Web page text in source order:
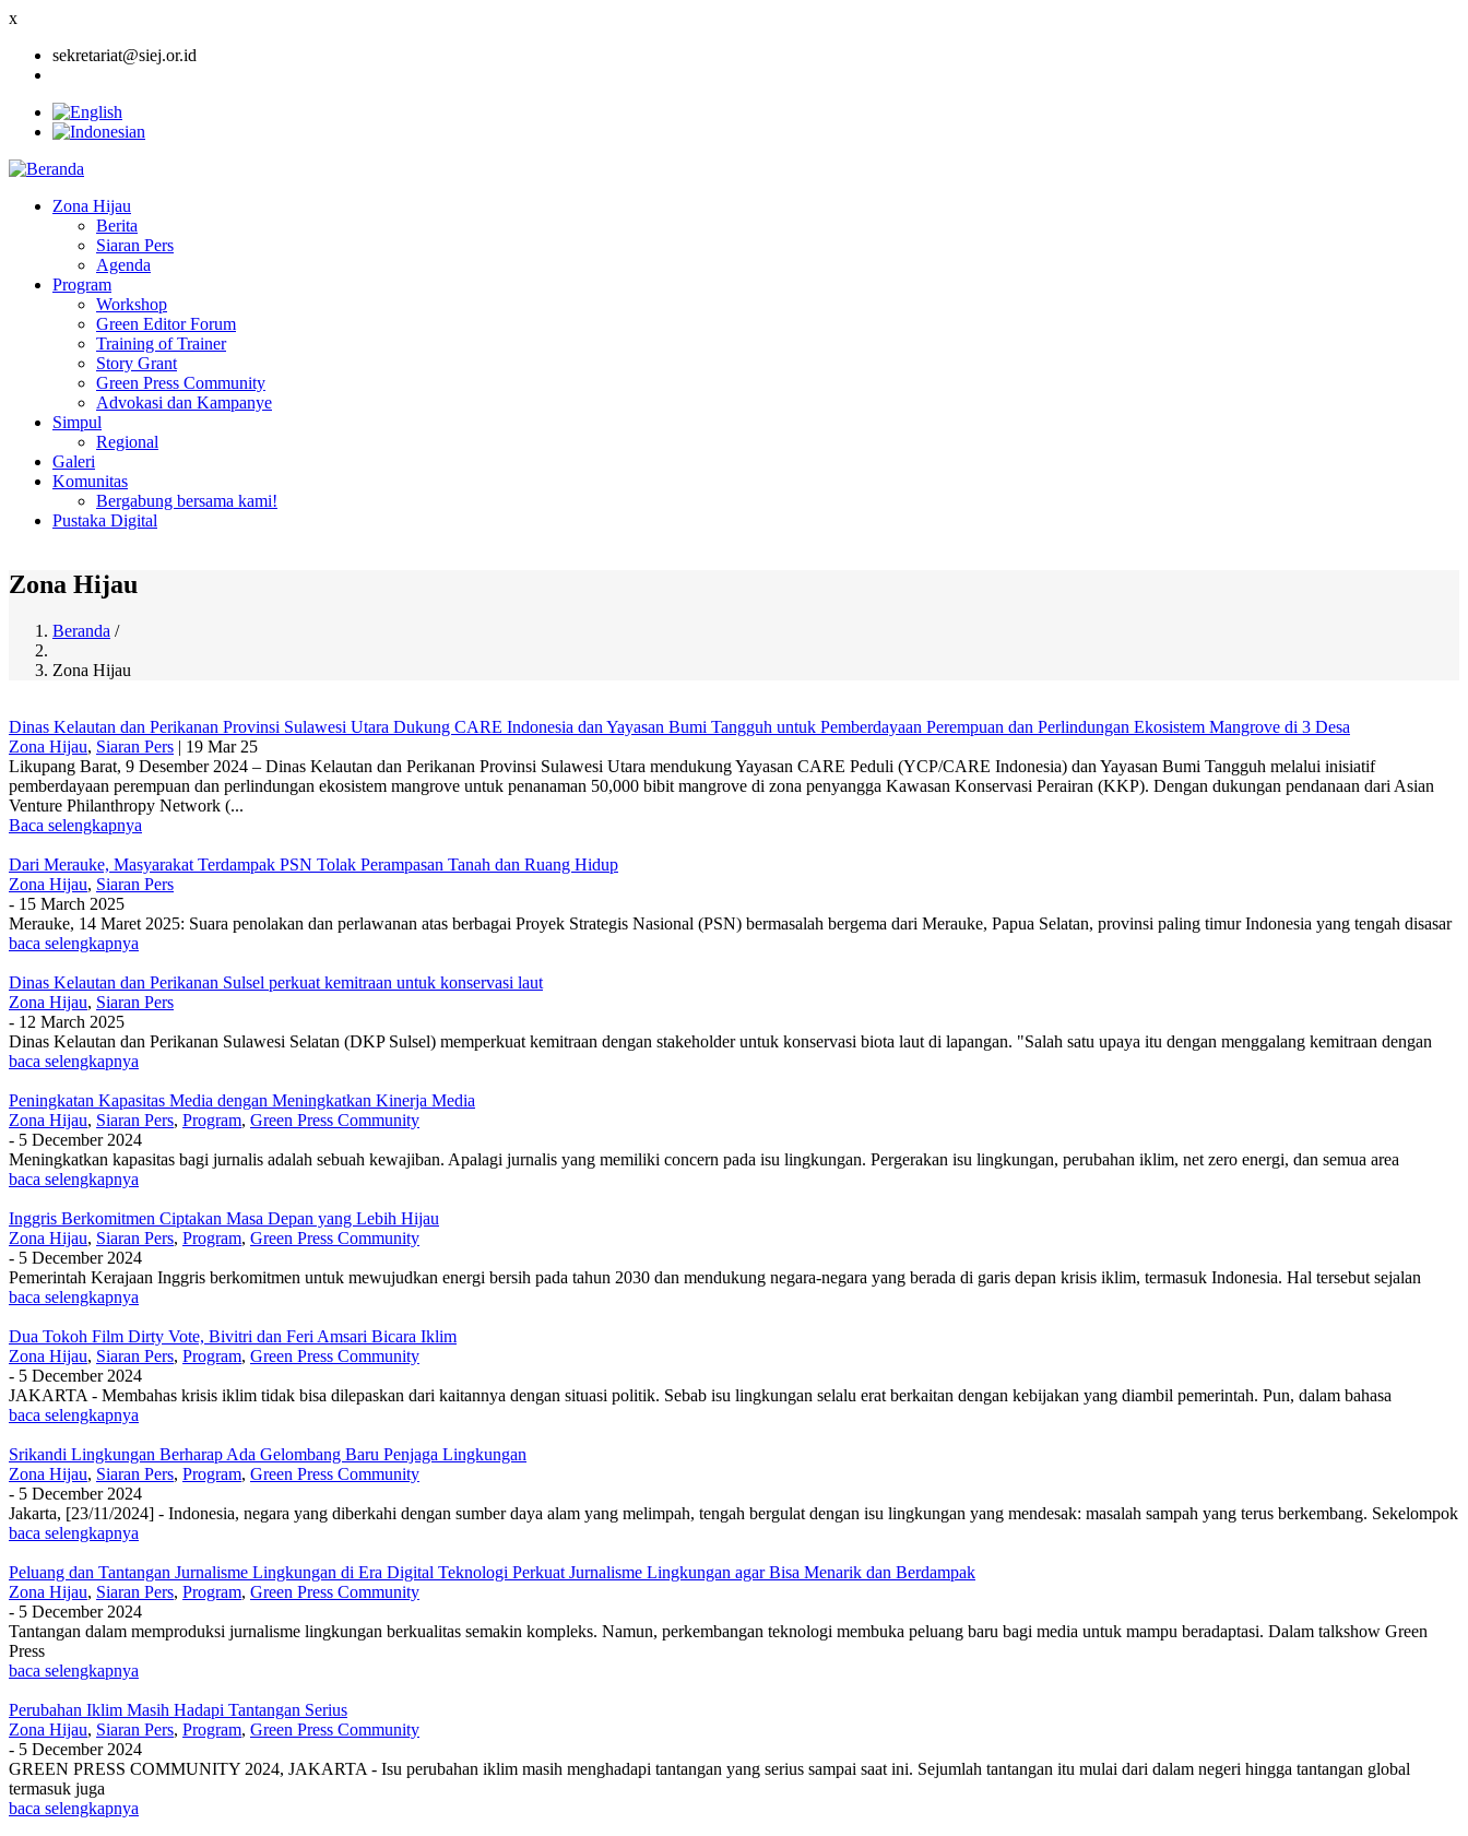
x
sekretariat@siej.or.id
navigation
Zona Hijau
Berita
Siaran Pers
Agenda
Program
Workshop
Green Editor Forum
Training of Trainer
Story Grant
Green Press Community
Advokasi dan Kampanye
Simpul
Regional
Galeri
Komunitas
Bergabung bersama kami!
Pustaka Digital
Zona Hijau
Breadcrumb
Beranda /
Zona Hijau
Dinas Kelautan dan Perikanan Provinsi Sulawesi Utara Dukung CARE Indonesia dan Yayasan Bumi Tangguh untuk Pemberdayaan Perempuan dan Perlindungan Ekosistem Mangrove di 3 Desa
Zona Hijau, Siaran Pers | 19 Mar 25
Likupang Barat, 9 Desember 2024 – Dinas Kelautan dan Perikanan Provinsi Sulawesi Utara mendukung Yayasan CARE Peduli (YCP/CARE Indonesia) dan Yayasan Bumi Tangguh melalui inisiatif
pemberdayaan perempuan dan perlindungan ekosistem mangrove untuk penanaman 50,000 bibit mangrove di zona penyangga Kawasan Konservasi Perairan (KKP). Dengan dukungan pendanaan dari Asian
Venture Philanthropy Network (...
Baca selengkapnya
Dari Merauke, Masyarakat Terdampak PSN Tolak Perampasan Tanah dan Ruang Hidup
Zona Hijau, Siaran Pers
- 15 March 2025
Merauke, 14 Maret 2025: Suara penolakan dan perlawanan atas berbagai Proyek Strategis Nasional (PSN) bermasalah bergema dari Merauke, Papua Selatan, provinsi paling timur Indonesia yang tengah disasar
baca selengkapnya
Dinas Kelautan dan Perikanan Sulsel perkuat kemitraan untuk konservasi laut
Zona Hijau, Siaran Pers
- 12 March 2025
Dinas Kelautan dan Perikanan Sulawesi Selatan (DKP Sulsel) memperkuat kemitraan dengan stakeholder untuk konservasi biota laut di lapangan. "Salah satu upaya itu dengan menggalang kemitraan dengan
baca selengkapnya
Peningkatan Kapasitas Media dengan Meningkatkan Kinerja Media
Zona Hijau, Siaran Pers, Program, Green Press Community
- 5 December 2024
Meningkatkan kapasitas bagi jurnalis adalah sebuah kewajiban. Apalagi jurnalis yang memiliki concern pada isu lingkungan. Pergerakan isu lingkungan, perubahan iklim, net zero energi, dan semua area
baca selengkapnya
Inggris Berkomitmen Ciptakan Masa Depan yang Lebih Hijau
Zona Hijau, Siaran Pers, Program, Green Press Community
- 5 December 2024
Pemerintah Kerajaan Inggris berkomitmen untuk mewujudkan energi bersih pada tahun 2030 dan mendukung negara-negara yang berada di garis depan krisis iklim, termasuk Indonesia. Hal tersebut sejalan
baca selengkapnya
Dua Tokoh Film Dirty Vote, Bivitri dan Feri Amsari Bicara Iklim
Zona Hijau, Siaran Pers, Program, Green Press Community
- 5 December 2024
JAKARTA - Membahas krisis iklim tidak bisa dilepaskan dari kaitannya dengan situasi politik. Sebab isu lingkungan selalu erat berkaitan dengan kebijakan yang diambil pemerintah. Pun, dalam bahasa
baca selengkapnya
Srikandi Lingkungan Berharap Ada Gelombang Baru Penjaga Lingkungan
Zona Hijau, Siaran Pers, Program, Green Press Community
- 5 December 2024
Jakarta, [23/11/2024] - Indonesia, negara yang diberkahi dengan sumber daya alam yang melimpah, tengah bergulat dengan isu lingkungan yang mendesak: masalah sampah yang terus berkembang. Sekelompok
baca selengkapnya
Peluang dan Tantangan Jurnalisme Lingkungan di Era Digital Teknologi Perkuat Jurnalisme Lingkungan agar Bisa Menarik dan Berdampak
Zona Hijau, Siaran Pers, Program, Green Press Community
- 5 December 2024
Tantangan dalam memproduksi jurnalisme lingkungan berkualitas semakin kompleks. Namun, perkembangan teknologi membuka peluang baru bagi media untuk mampu beradaptasi. Dalam talkshow Green
Press
baca selengkapnya
Perubahan Iklim Masih Hadapi Tantangan Serius
Zona Hijau, Siaran Pers, Program, Green Press Community
- 5 December 2024
GREEN PRESS COMMUNITY 2024, JAKARTA - Isu perubahan iklim masih menghadapi tantangan yang serius sampai saat ini. Sejumlah tantangan itu mulai dari dalam negeri hingga tantangan global
termasuk juga
baca selengkapnya